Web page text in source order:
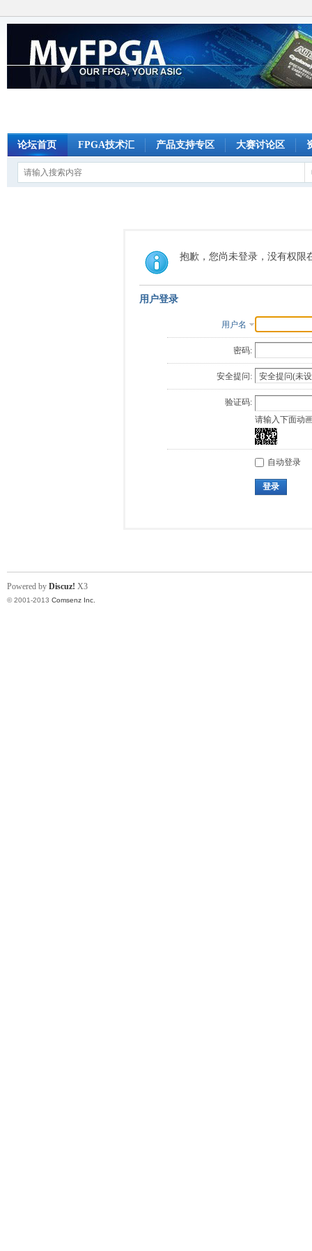
论坛首页 FPGA技术汇 产品支持专区 大赛讨论区
抱歉，您尚未登录，没有权限
用户登录
用户名
密码:
安全提问:
验证码:
请输入下面动
自动登录
登录
Powered by Discuz! X3
© 2001-2013 Comsenz Inc.